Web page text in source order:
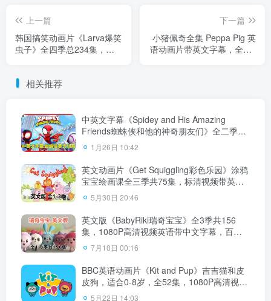
上一篇
韩国搞笑动画片《Larva爆笑
虫子》全四季总234集，
下一篇
小猪佩奇全集 Peppa Pig 英
语动画片带英文字幕，全1-9
相关推荐
中英文字幕《Spidey and His Amazing
Friends蜘蛛侠和他的神奇朋友们》全二季共
108集，1080P高清动画片视频，百度云网盘
下载！
1月26日 10:42
英文动画片《Get Squiggling彩色乐园》涂鸦
宝宝绘画课全三季共75集，标清视频带英文
字幕，百度云网盘下载！
5月30日 20:46
英文版《BabyRiki瑞奇宝宝》全3季共156
集，1080P高清视频英语带中文字幕，百度
云网盘下载！
7月10日 00:16
BBC英语动画片《Kit and Pup》吉吉猫和皮
皮狗，适合0-8岁，全52集，1080P高清视频
带英文字幕，百度云网盘下载
5月22日 14:03